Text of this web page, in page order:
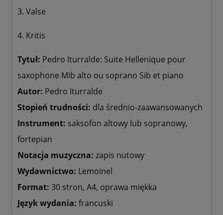
3. Valse
4. Kritis
Tytuł: Pedro Iturralde: Suite Hellenique pour
saxophone Mib alto ou soprano Sib et piano
Autor: Pedro Iturralde
Stopień trudności: dla średnio-zaawansowanych
Instrument: saksofon altowy lub sopranowy,
fortepian
Notacja muzyczna: zapis nutowy
Wydawnictwo: Lemoinel
Format: 30 stron, A4, oprawa miękka
Język wydania: francuski